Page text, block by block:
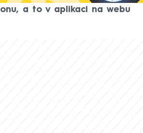
a to v aplikaci na webu